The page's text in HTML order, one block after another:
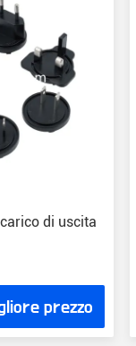
di uscita
prezzo